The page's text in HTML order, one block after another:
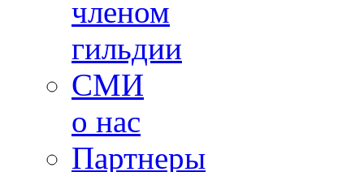
членом
гильдии
СМИ
о нас
Партнеры